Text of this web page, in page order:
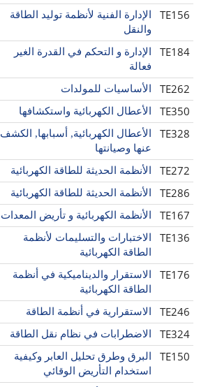
TE156
الإدارة الفنية لأنظمة توليد الطاقة
والنقل
TE184
الإدارة و التحكم في القدرة الغير
فعالة
TE262 الأساسيات للمولدات
TE350 الأعطال الكهربائية واستكشافها
TE328
الأعطال الكهربائية, أسبابها, الكشف
عنها وصيانتها
TE272 الأنظمة الحديثة للطاقة الكهربائية
TE286 الأنظمة الحديثة للطاقة الكهربائية
TE167 الأنظمة الكهربائية و تأريض المعدات
TE136
الاختبارات والتسليمات لأنظمة
الطاقة الكهربائية
TE176
الاستقرار والديناميكية في أنظمة
الطاقة الكهربائية
TE246 الاستقرارية في أنظمة الطاقة
TE324 الاضطرابات في نظام نقل الطاقة
TE150
البرق وطرق تحليل العابر وكيفية
استخدام التأريض الوقائي